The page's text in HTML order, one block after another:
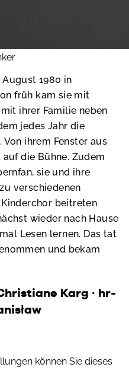
1980 in
früh kam sie mit
ihrer Familie neben
jedes Jahr die
ihrem Fenster aus
die Bühne. Zudem
sie und ihre
verschiedenen
beitreten
wieder nach Hause
Lesen lernen. Das tat
und bekam
Karg ∙ hr-
können Sie dieses